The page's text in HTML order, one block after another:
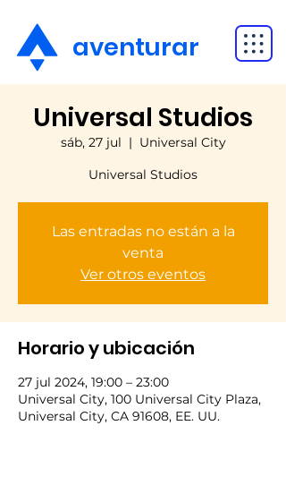
aventurar
Universal Studios
sáb, 27 jul
  |
Universal City
Universal Studios
Las entradas no están a la
venta
Ver otros eventos
Horario y ubicación
27 jul 2024, 19:00 – 23:00
Universal City, 100 Universal City Plaza,
Universal City, CA 91608, EE. UU.